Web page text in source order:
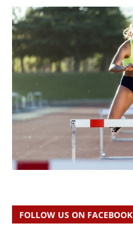
FOLLOW US ON FACEBOOK